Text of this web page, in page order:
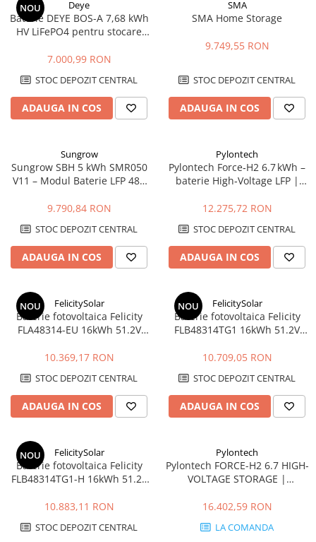
NOU Deye
Baterie DEYE BOS-A 7,68 kWh
HV LiFePO4 pentru stocare
7.000,99 RON
STOC DEPOZIT CENTRAL
ADAUGA IN COS
SMA
SMA Home Storage
9.749,55 RON
STOC DEPOZIT CENTRAL
ADAUGA IN COS
Sungrow
Sungrow SBH 5 kWh SMR050
V11 – Modul Baterie LFP 48V
RS/RT
9.790,84 RON
STOC DEPOZIT CENTRAL
ADAUGA IN COS
Pylontech
Pylontech Force‑H2 6.7 kWh –
baterie High‑Voltage LFP |
Sungrow, Goodwe, Sofar
12.275,72 RON
STOC DEPOZIT CENTRAL
ADAUGA IN COS
NOU FelicitySolar
Baterie fotovoltaica Felicity
FLA48314-EU 16kWh 51.2V
10.369,17 RON
STOC DEPOZIT CENTRAL
ADAUGA IN COS
NOU FelicitySolar
Baterie fotovoltaica Felicity
FLB48314TG1 16kWh 51.2V
fara incalzire
10.709,05 RON
STOC DEPOZIT CENTRAL
ADAUGA IN COS
NOU FelicitySolar
Baterie fotovoltaica Felicity
FLB48314TG1-H 16kWh 51.2V
BMS integrat, scalabilă
10.883,11 RON
STOC DEPOZIT CENTRAL
Pylontech
Pylontech FORCE-H2 6.7 HIGH-
VOLTAGE STORAGE |
Sungrow, Goodwe, Sofar
16.402,59 RON
LA COMANDA